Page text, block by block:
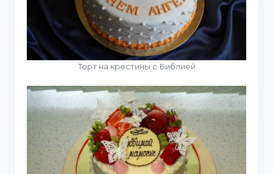
Торт на крестины с Библией